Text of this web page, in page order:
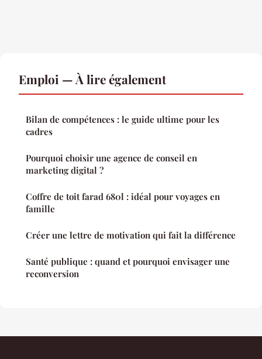
Emploi — À lire également
Bilan de compétences : le guide ultime pour les
cadres
Pourquoi choisir une agence de conseil en
marketing digital ?
Coffre de toit farad 680l : idéal pour voyages en
famille
Créer une lettre de motivation qui fait la différence
Santé publique : quand et pourquoi envisager une
reconversion